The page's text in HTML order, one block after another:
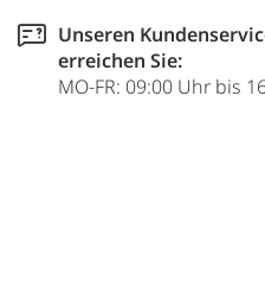
Unseren
erreichen Sie:
MO-FR: 09:00 Uhr bis